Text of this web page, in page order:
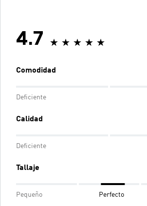
4.7
Comodidad
Deficiente
Calidad
Deficiente
Tallaje
Pequeño Perfecto